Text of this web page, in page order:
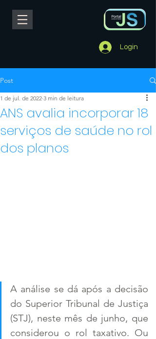
Login
Post
ANS avalia incorporar 18
serviços de saúde no rol
dos planos
1 de jul. de 2022 3 min de leitura
A análise se dá após a decisão
do Superior Tribunal de Justiça
(STJ), neste mês de junho, que
considerou o rol taxativo. Ou